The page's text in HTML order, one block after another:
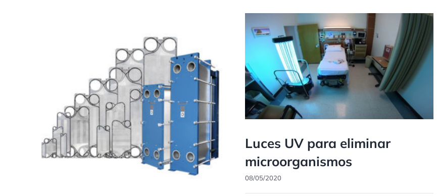
Luces UV para eliminar
microorganismos
08/05/2020